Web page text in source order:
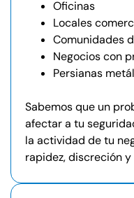
Oficinas
Locales
Comunidades
Negocios con
Persianas
Sabemos que un
afectar a tu
la actividad de tu
rapidez, discreción